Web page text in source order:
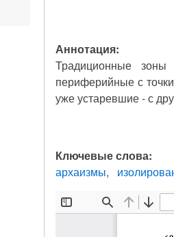
Аннотация:
Традиционные
периферийные с
уже устаревшие - с
Ключевые слова:
архаизмы